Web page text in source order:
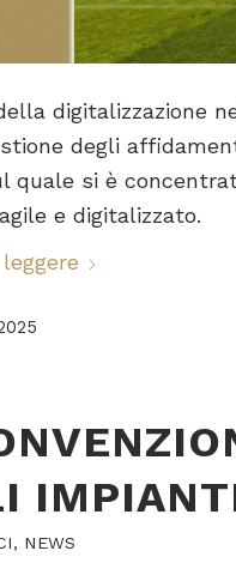
digitalizzazione
degli
quale si è
e digitalizzato.
, NEWS